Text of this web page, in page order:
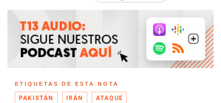
ETIQUETAS DE ESTA NOTA
PAKISTÁN IRÁN ATAQUE